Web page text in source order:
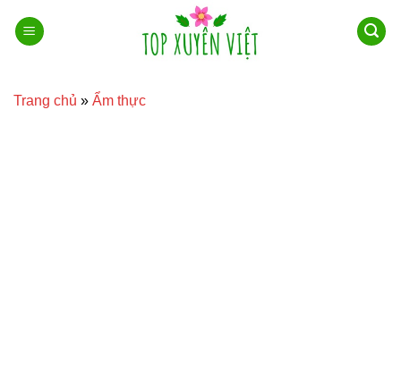
qua
Trang chủ » Ẩm thực